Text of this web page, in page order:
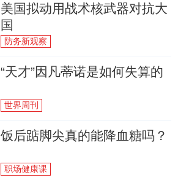
美国拟动用战术核武器对抗大
国
防务新观察
“天才”因凡蒂诺是如何失算的
世界周刊
饭后踮脚尖真的能降血糖吗？
职场健康课